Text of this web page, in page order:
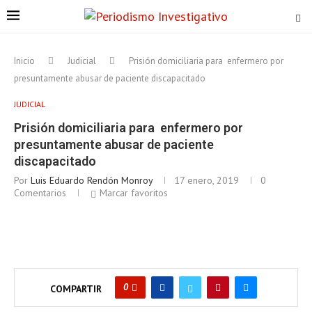
Inicio Judicial
Prisión domiciliaria para enfermero por
presuntamente abusar de paciente discapacitado
JUDICIAL
Prisión domiciliaria para enfermero por
presuntamente abusar de paciente
discapacitado
Por Luis Eduardo Rendón Monroy 17 enero, 2019
0
Comentarios
Marcar favoritos
COMPARTIR 0